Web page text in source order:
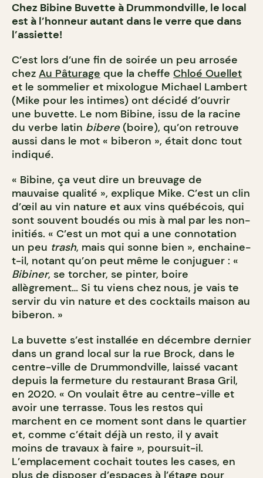
Chez Bibine Buvette à Drummondville, le local
est à l’honneur autant dans le verre que dans
l’assiette!
C’est lors d’une fin de soirée un peu arrosée
chez Au Pâturage que la cheffe Chloé Ouellet
et le sommelier et mixologue Michael Lambert
(Mike pour les intimes) ont décidé d’ouvrir
une buvette. Le nom Bibine, issu de la racine
du verbe latin bibere (boire), qu’on retrouve
aussi dans le mot « biberon », était donc tout
indiqué.
« Bibine, ça veut dire un breuvage de
mauvaise qualité », explique Mike. C’est un clin
d’œil au vin nature et aux vins québécois, qui
sont souvent boudés ou mis à mal par les non-
initiés. « C’est un mot qui a une connotation
un peu trash, mais qui sonne bien », enchaine-
t-il, notant qu’on peut même le conjuguer : «
Bibiner, se torcher, se pinter, boire
allègrement… Si tu viens chez nous, je vais te
servir du vin nature et des cocktails maison au
biberon. »
La buvette s’est installée en décembre dernier
dans un grand local sur la rue Brock, dans le
centre-ville de Drummondville, laissé vacant
depuis la fermeture du restaurant Brasa Gril,
en 2020. « On voulait être au centre-ville et
avoir une terrasse. Tous les restos qui
marchent en ce moment sont dans le quartier
et, comme c’était déjà un resto, il y avait
moins de travaux à faire », poursuit-il.
L’emplacement cochait toutes les cases, en
plus de disposer d’espaces à l’étage pour